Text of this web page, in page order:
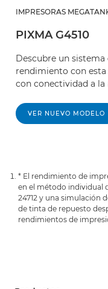
IMPRESORAS
PIXMA G4510
Descubre un
rendimiento con
con conectividad a la
VER NUEVO MODELO
* El rendimiento de
en el método individual
24712 y una simulación
de tinta de repuesto
rendimientos de